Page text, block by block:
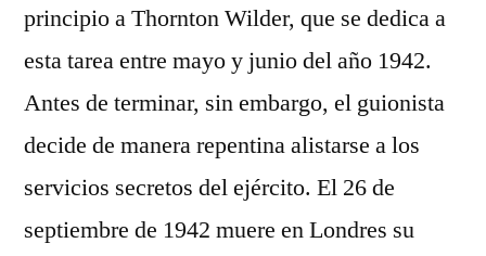
principio a Thornton Wilder, que se dedica a
esta tarea entre mayo y junio del año 1942.
Antes de terminar, sin embargo, el guionista
decide de manera repentina alistarse a los
servicios secretos del ejército. El 26 de
septiembre de 1942 muere en Londres su